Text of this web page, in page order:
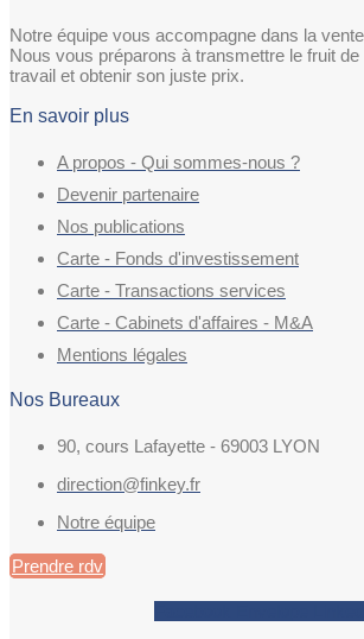
Notre équipe vous accompagne dans la
Nous vous préparons à transmettre le fruit
travail et obtenir son juste prix.
En savoir plus
A propos - Qui sommes-nous ?
Devenir partenaire
Nos publications
Carte - Fonds d'investissement
Carte - Transactions services
Carte - Cabinets d'affaires - M&A
Mentions légales
Nos Bureaux
90, cours Lafayette - 69003 LYON
direction@finkey.fr
Notre équipe
Prendre rdv